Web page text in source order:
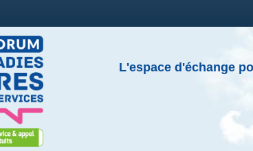
L'espace d'échange